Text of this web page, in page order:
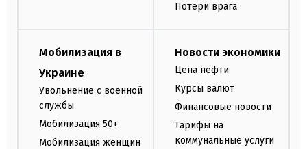
Потери врага
Мобилизация в
Украине
Увольнение с военной
службы
Мобилизация 50+
Мобилизация женщин
Новости экономики
Цена нефти
Курсы валют
Финансовые новости
Тарифы на
коммунальные услуги